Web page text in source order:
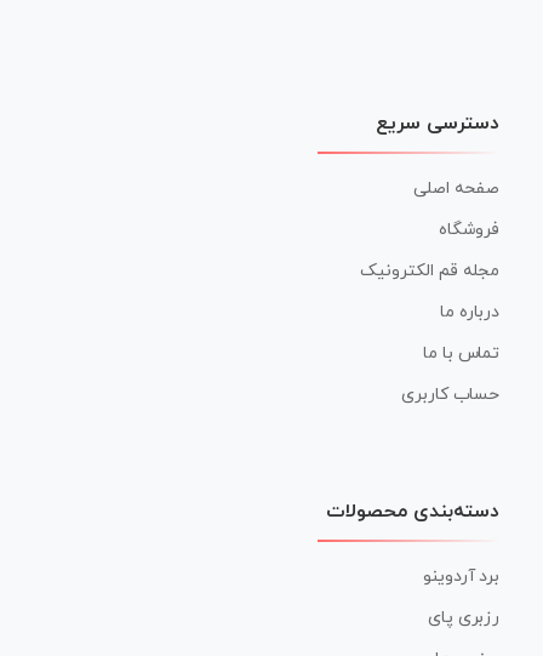
دسترسی سریع
صفحه اصلی
فروشگاه
مجله قم الکترونیک
درباره ما
تماس با ما
حساب کاربری
دسته‌بندی محصولات
برد آردوینو
رزبری پای